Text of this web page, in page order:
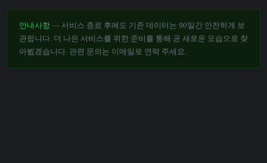
안내사항 — 서비스 종료 후에도 기존 데이터는 90일간 안전하게 보
관됩니다. 더 나은 서비스를 위한 준비를 통해 곧 새로운 모습으로 찾
아뵙겠습니다. 관련 문의는 이메일로 연락 주세요.